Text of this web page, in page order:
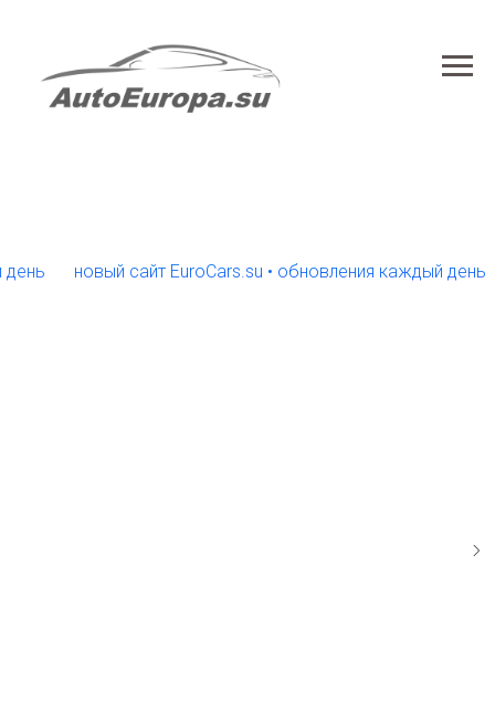
новый сайт EuroCars.su • обновления каждый день